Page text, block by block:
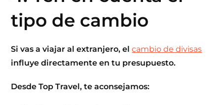
tipo de cambio
Si vas a viajar al extranjero, elcambio de divisas
influye directamente en tu presupuesto.
DesdeTop Travel, te aconsejamos: